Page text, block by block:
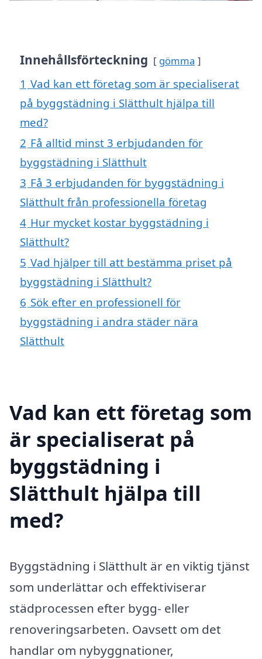
Innehållsförteckning gömma
1 Vad kan ett företag som är specialiserat
på byggstädning i Slätthult hjälpa till
med?
2 Få alltid minst 3 erbjudanden för
byggstädning i Slätthult
3 Få 3 erbjudanden för byggstädning i
Slätthult från professionella företag
4 Hur mycket kostar byggstädning i
Slätthult?
5 Vad hjälper till att bestämma priset på
byggstädning i Slätthult?
6 Sök efter en professionell för
byggstädning i andra städer nära
Slätthult
Vad kan ett företag som
är specialiserat på
byggstädning i
Slätthult hjälpa till
med?
Byggstädning i Slätthult är en viktig tjänst
som underlättar och effektiviserar
städprocessen efter bygg- eller
renoveringsarbeten. Oavsett om det
handlar om nybyggnationer,